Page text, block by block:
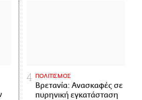
ΠΟΛΙΤΙΣΜΟΣ
Βρετανία: Ανασκαφές σε
πυρηνική εγκατάσταση